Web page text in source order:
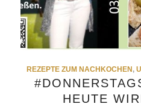
REZEPTE ZUM NACHKOCHEN,
HEUTE